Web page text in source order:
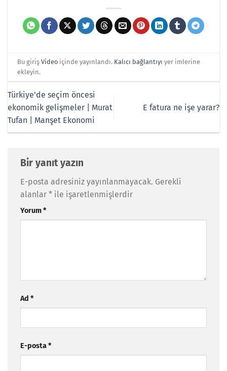
Bu girişVideo içinde yayınlandı. Kalıcı bağlantıyı yer imlerine
ekleyin.
Türkiye’de seçim öncesi
ekonomik gelişmeler | Murat
Tufan | Manşet Ekonomi
E fatura ne işe yarar?
Bir yanıt yazın
E-posta adresiniz yayınlanmayacak. Gerekli
alanlar * ile işaretlenmişlerdir
Yorum*
Ad *
E-posta*